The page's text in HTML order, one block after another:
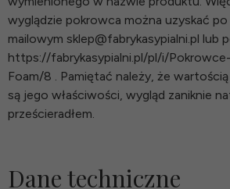
wyglądzie pokrowca można uzyskać
mailowym sklep@fabrykasypialni.pl lub
https://fabrykasypialni.pl/pl/i/
Foam/8 . Pamiętać należy, że
są jego właściwości, wygląd zaniknie
prześcieradłem.
Dane techniczne